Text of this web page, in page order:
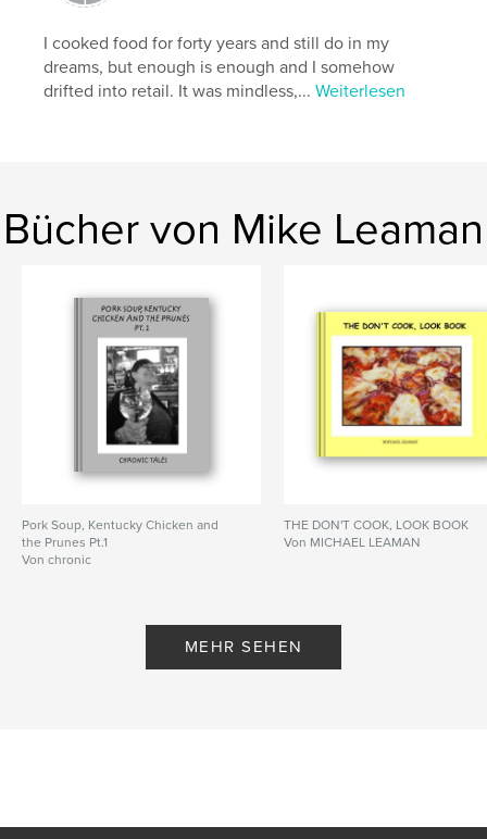
I cooked food for forty years and still do in my
dreams, but enough is enough and I somehow
drifted into retail. It was mindless,...Weiterlesen
Bücher von Mike Leaman
Pork Soup, Kentucky Chicken and
the Prunes Pt.1
Von chronic
THE DON'T COOK, LOOK BOOK
Von MICHAEL LEAMAN
MEHR SEHEN